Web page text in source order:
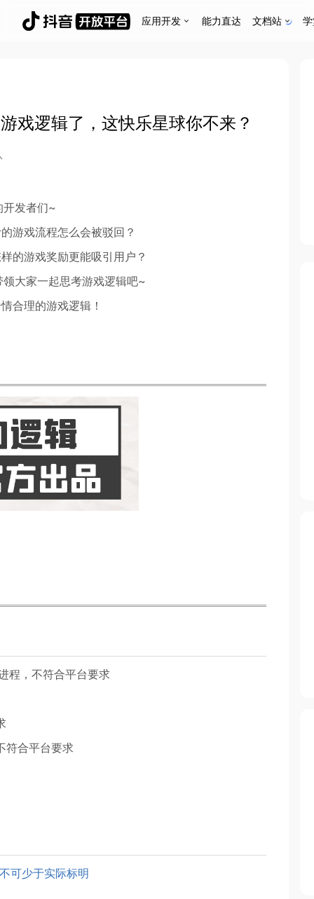
应用开发 能力直达 文档站
戏逻辑了，这快乐星球你不来？
开发者们~
游戏流程怎么会被驳回？
的游戏奖励更能吸引用户？
大家一起思考游戏逻辑吧~
合理的游戏逻辑！
程，不符合平台要求
符合平台要求
可少于实际标明